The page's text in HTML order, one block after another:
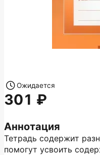
Аннотация
Тетрадь содержит
помогут усвоить
Ожидается
301